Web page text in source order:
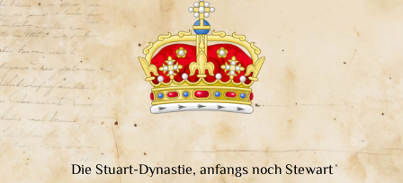
Die Stuart-Dynastie, anfangs noch Stewart